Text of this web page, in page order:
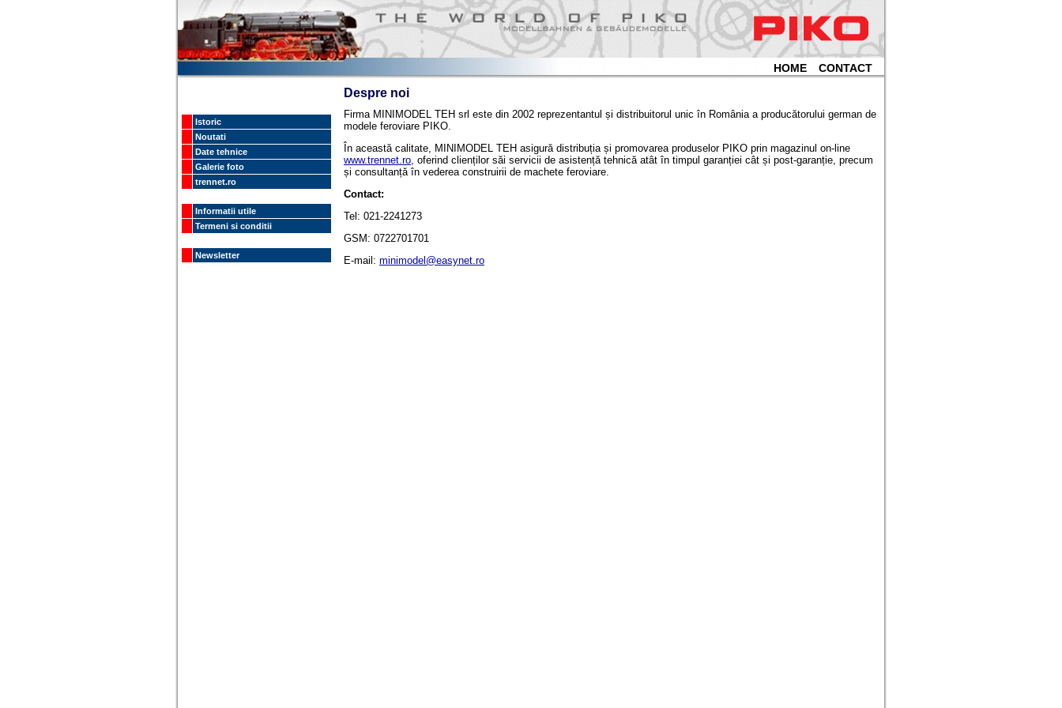
HOME CONTACT
Istoric
Noutati
Date tehnice
Galerie foto
trennet.ro
Informatii utile
Termeni si conditii
Newsletter
Despre noi
Firma MINIMODEL TEH srl este din 2002 reprezentantul și distribuitorul unic în România a producătorului german de
modele feroviare PIKO.
În această calitate, MINIMODEL TEH asigură distribuția și promovarea produselor PIKO prin magazinul on-line
www.trennet.ro, oferind clienților săi servicii de asistență tehnică atât în timpul garanției cât și post-garanție, precum
și consultanță în vederea construirii de machete feroviare.
Contact:
Tel: 021-2241273
GSM: 0722701701
E-mail: minimodel@easynet.ro